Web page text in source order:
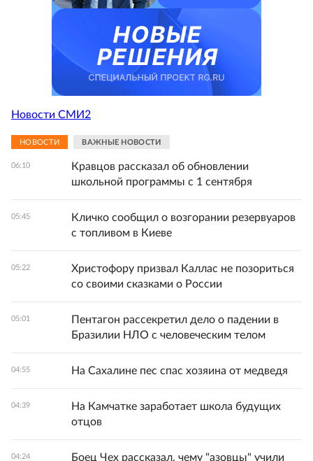
Новости СМИ2
НОВОСТИ ВАЖНЫЕ НОВОСТИ
06:10
Кравцов рассказал об обновлении
школьной программы с 1 сентября
05:45
Кличко сообщил о возгорании резервуаров
с топливом в Киеве
05:22
Христофору призвал Каллас не позориться
со своими сказками о России
05:01
Пентагон рассекретил дело о падении в
Бразилии НЛО с человеческим телом
04:55 На Сахалине пес спас хозяина от медведя
04:39
На Камчатке заработает школа будущих
отцов
04:24 Боец Чех рассказал, чему "азовцы" учили